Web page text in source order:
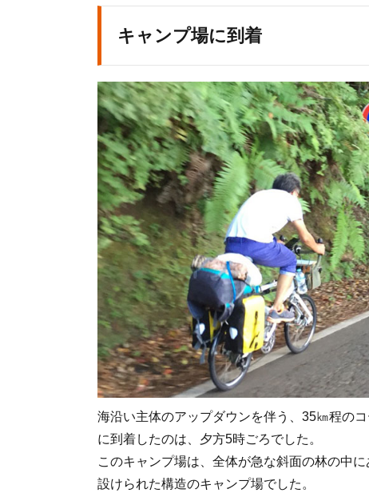
キャンプ場に到着
海沿い主体のアップダウンを伴う、35㎞程の
に到着したのは、夕方5時ごろでした。
このキャンプ場は、全体が急な斜面の林の中
設けられた構造のキャンプ場でした。